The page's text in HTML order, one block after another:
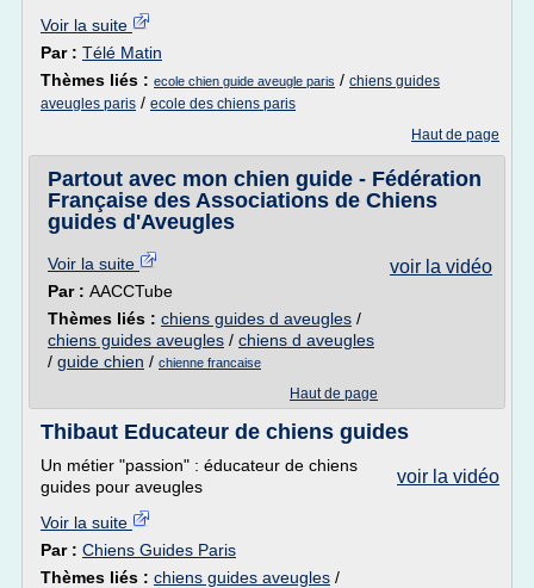
Voir la suite
Par : Télé Matin
Thèmes liés : ecole chien guide aveugle paris / chiens guides
aveugles paris / ecole des chiens paris
Haut de page
Partout avec mon chien guide - Fédération
Française des Associations de Chiens
guides d'Aveugles
voir la vidéo
Voir la suite
Par : AACCTube
Thèmes liés : chiens guides d aveugles /
chiens guides aveugles / chiens d aveugles
/ guide chien / chienne francaise
Haut de page
Thibaut Educateur de chiens guides
voir la vidéo
Un métier "passion" : éducateur de chiens
guides pour aveugles
Voir la suite
Par : Chiens Guides Paris
Thèmes liés : chiens guides aveugles /